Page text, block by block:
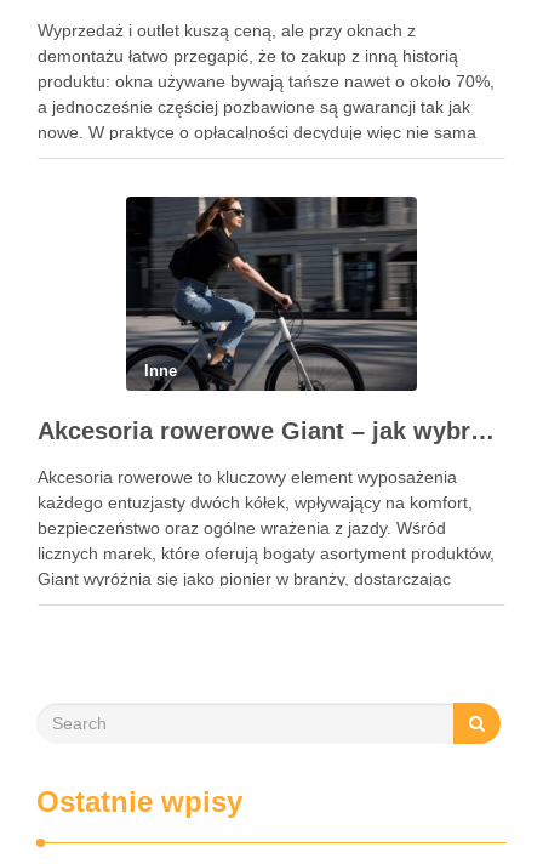
Wyprzedaż i outlet kuszą ceną, ale przy oknach z
demontażu łatwo przegapić, że to zakup z inną historią
produktu: okna używane bywają tańsze nawet o około 70%,
a jednocześnie częściej pozbawione są gwarancji tak jak
nowe. W praktyce o opłacalności decyduje więc nie sama
zniżka, lecz połączenie stanu technicznego, dokumentacji …
Inne
Akcesoria rowerowe Giant – jak wybrać najlepsze dodatki do swojego roweru?
Akcesoria rowerowe to kluczowy element wyposażenia
każdego entuzjasty dwóch kółek, wpływający na komfort,
bezpieczeństwo oraz ogólne wrażenia z jazdy. Wśród
licznych marek, które oferują bogaty asortyment produktów,
Giant wyróżnia się jako pionier w branży, dostarczając
innowacyjne rozwiązania już od 1972 roku. Od akcesoriów
Ostatnie wpisy